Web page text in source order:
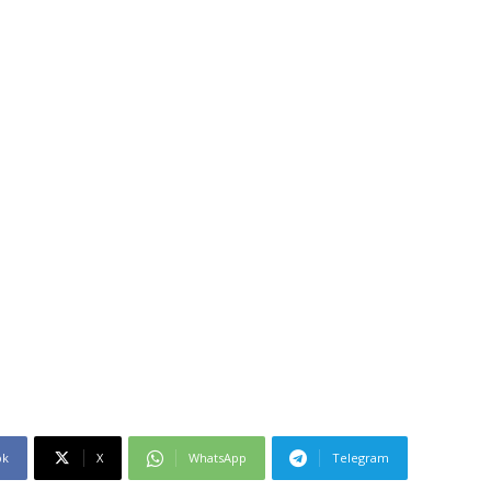
X WhatsApp Telegram